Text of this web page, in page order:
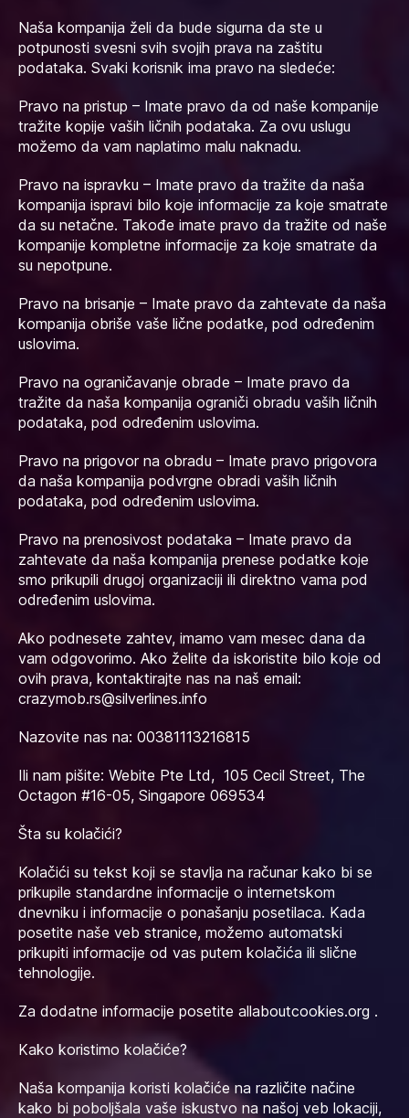
Naša kompanija želi da bude sigurna da ste u
potpunosti svesni svih svojih prava na zaštitu
podataka. Svaki korisnik ima pravo na sledeće:
Pravo na pristup – Imate pravo da od naše kompanije
tražite kopije vaših ličnih podataka. Za ovu uslugu
možemo da vam naplatimo malu naknadu.
Pravo na ispravku – Imate pravo da tražite da naša
kompanija ispravi bilo koje informacije za koje smatrate
da su netačne. Takođe imate pravo da tražite od naše
kompanije kompletne informacije za koje smatrate da
su nepotpune.
Pravo na brisanje – Imate pravo da zahtevate da naša
kompanija obriše vaše lične podatke, pod određenim
uslovima.
Pravo na ograničavanje obrade – Imate pravo da
tražite da naša kompanija ograniči obradu vaših ličnih
podataka, pod određenim uslovima.
Pravo na prigovor na obradu – Imate pravo prigovora
da naša kompanija podvrgne obradi vaših ličnih
podataka, pod određenim uslovima.
Pravo na prenosivost podataka – Imate pravo da
zahtevate da naša kompanija prenese podatke koje
smo prikupili drugoj organizaciji ili direktno vama pod
određenim uslovima.
Ako podnesete zahtev, imamo vam mesec dana da
vam odgovorimo. Ako želite da iskoristite bilo koje od
ovih prava, kontaktirajte nas na naš email:
crazymob.rs@silverlines.info
Nazovite nas na: 00381113216815
Ili nam pišite: Webite Pte Ltd, 105 Cecil Street, The
Octagon #16-05, Singapore 069534
Šta su kolačići?
Kolačići su tekst koji se stavlja na računar kako bi se
prikupile standardne informacije o internetskom
dnevniku i informacije o ponašanju posetilaca. Kada
posetite naše veb stranice, možemo automatski
prikupiti informacije od vas putem kolačića ili slične
tehnologije.
Za dodatne informacije posetite allaboutcookies.org .
Kako koristimo kolačiće?
Naša kompanija koristi kolačiće na različite načine
kako bi poboljšala vaše iskustvo na našoj veb lokaciji,